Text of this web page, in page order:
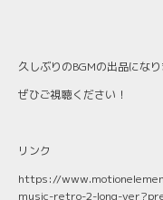
久しぶりのBGMの出品になり
ぜひご視聴ください！
リンク
https://
music-retro-2-long-